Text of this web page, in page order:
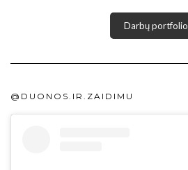
Darbų portfolio
@DUONOS.IR.ZAIDIMU